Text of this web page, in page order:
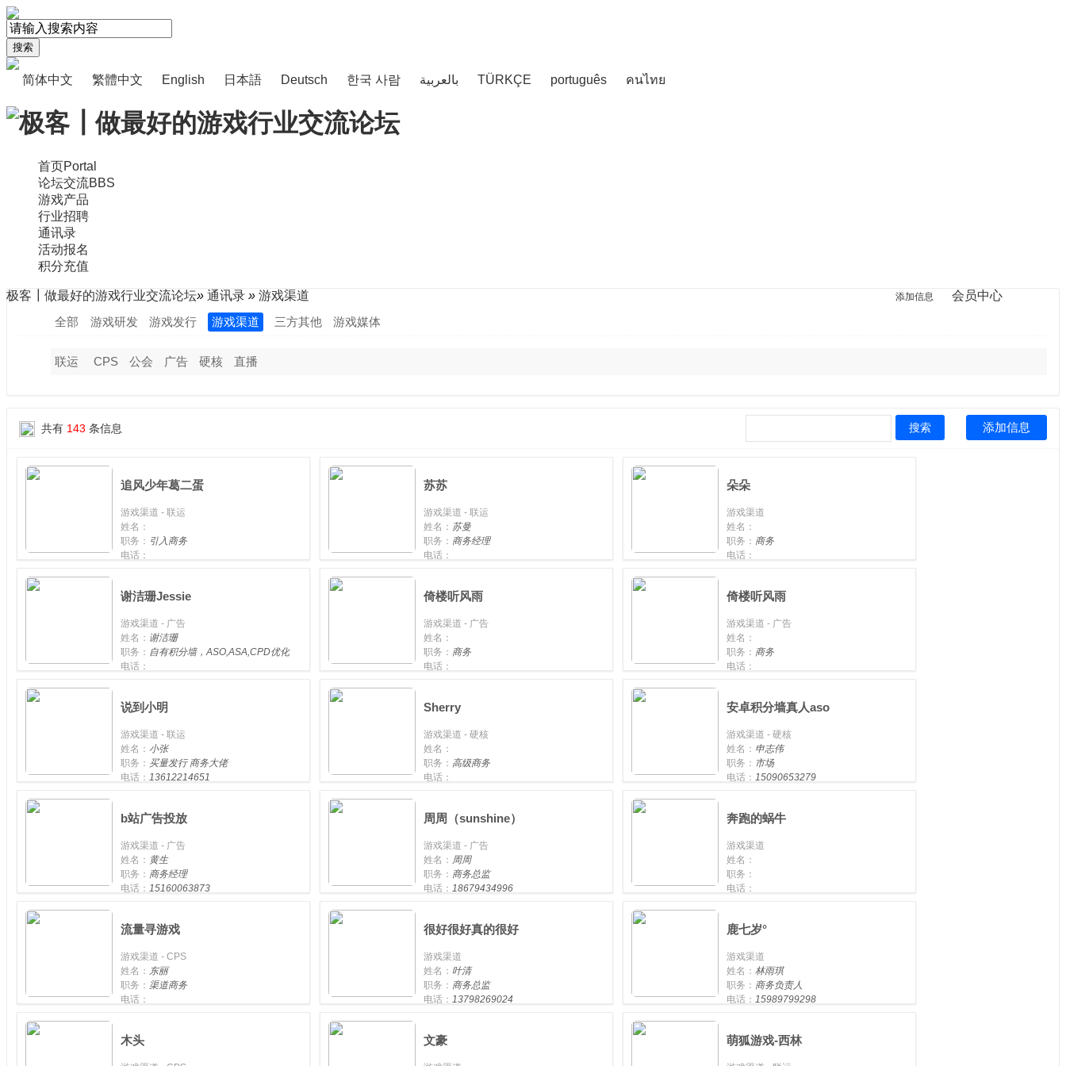
搜索
简体中文 繁體中文 English 日本語 Deutsch 한국 사람 بالعربية TÜRKÇE português คนไทย
首页Portal
论坛交流BBS
游戏产品
行业招聘
通讯录
活动报名
积分充值
极客┃做最好的游戏行业交流论坛» 通讯录 » 游戏渠道 添加信息
会员中心
全部
游戏研发 游戏发行 游戏渠道 三方其他 游戏媒体
联运 CPS 公会 广告 硬核 直播
共有 143 条信息 搜索 添加信息
追风少年葛二蛋
游戏渠道 - 联运
姓名：
职务： 引入商务
电话：
苏苏
游戏渠道 - 联运
姓名： 苏曼
职务： 商务经理
电话：
朵朵
游戏渠道
姓名：
职务： 商务
电话：
谢洁珊Jessie
游戏渠道 - 广告
姓名： 谢洁珊
职务： 自有积分墙，ASO,ASA,CPD优化
电话：
倚楼听风雨
游戏渠道 - 广告
姓名：
职务： 商务
电话：
倚楼听风雨
游戏渠道 - 广告
姓名：
职务： 商务
电话：
说到小明
游戏渠道 - 联运
姓名： 小张
职务： 买量发行 商务大佬
电话： 13612214651
Sherry
游戏渠道 - 硬核
姓名：
职务： 高级商务
电话：
安卓积分墙真人aso
游戏渠道 - 硬核
姓名： 申志伟
职务： 市场
电话： 15090653279
b站广告投放
游戏渠道 - 广告
姓名： 黄生
职务： 商务经理
电话： 15160063873
周周（sunshine）
游戏渠道 - 广告
姓名： 周周
职务： 商务总监
电话： 18679434996
奔跑的蜗牛
游戏渠道
姓名：
职务：
电话：
流量寻游戏
游戏渠道 - CPS
姓名： 东丽
职务： 渠道商务
电话：
很好很好真的很好
游戏渠道
姓名： 叶清
职务： 商务总监
电话： 13798269024
鹿七岁°
游戏渠道
姓名： 林雨琪
职务： 商务负责人
电话： 15989799298
木头 文豪 萌狐游戏-西林